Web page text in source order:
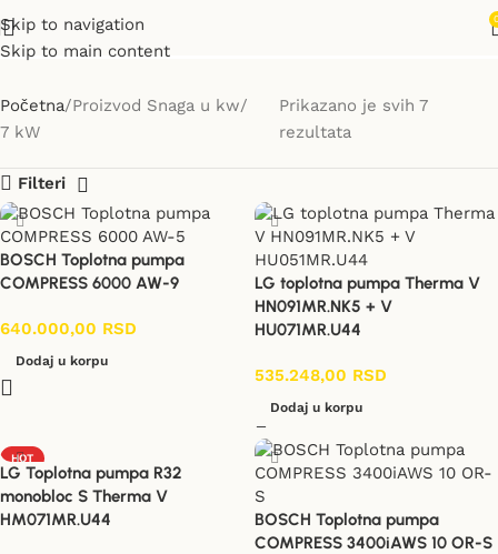
Skip to navigation
Skip to main content
7 kW
Početna Proizvod Snaga u kw
7 kW
Prikazano je svih 7
rezultata
Filteri
BOSCH Toplotna pumpa
COMPRESS 6000 AW-9
640.000,00 RSD
Dodaj u korpu
LG toplotna pumpa Therma V
HN091MR.NK5 + V
HU071MR.U44
535.248,00 RSD
Dodaj u korpu
HOT
LG Toplotna pumpa R32
monobloc S Therma V
HM071MR.U44
BOSCH Toplotna pumpa
COMPRESS 3400iAWS 10 OR-S